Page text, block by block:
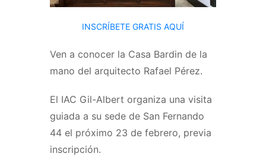
INSCRÍBETE GRATIS AQUÍ
Ven a conocer la Casa Bardin de la
mano del arquitecto Rafael Pérez.
El IAC Gil-Albert organiza una visita
guiada a su sede de San Fernando
44 el próximo 23 de febrero, previa
inscripción.